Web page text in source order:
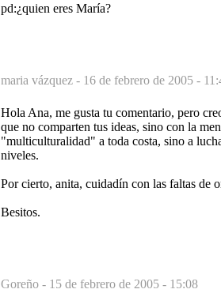
pd:¿quien eres María?
maria vázquez - 16 de febrero de 2005 -
Hola Ana, me gusta tu comentario, pero
que no comparten tus ideas, sino con la
"multiculturalidad" a toda costa, sino a
niveles.
Por cierto, anita, cuidadín con las faltas de
Besitos.
Goreño - 15 de febrero de 2005 - 15:08